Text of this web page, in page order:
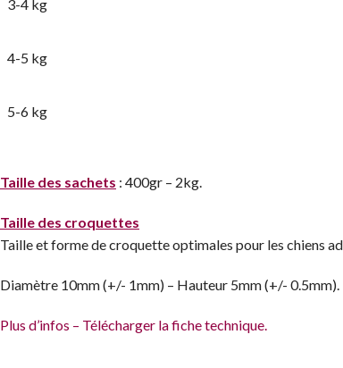
3-4 kg
4-5 kg
5-6 kg
Taille des sachets : 400gr – 2kg.
Taille des croquettes
Taille et forme de croquette optimales pour les chiens
Diamètre 10mm (+/- 1mm) – Hauteur 5mm (+/- 0.5mm).
Plus d’infos – Télécharger la fiche technique.